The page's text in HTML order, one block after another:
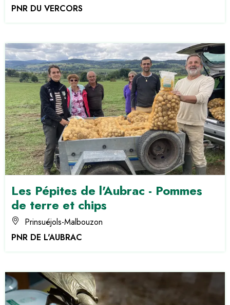
PNR DU VERCORS
Les Pépites de l'Aubrac - Pommes
de terre et chips
Prinsuéjols-Malbouzon
PNR DE L'AUBRAC